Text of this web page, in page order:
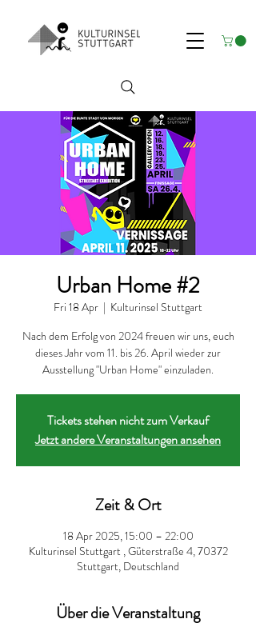
Urban Home #2
Fri 18 Apr
  |
Kulturinsel Stuttgart
Nach dem Erfolg von 2024 freuen wir uns, euch
dieses Jahr vom 11. bis 26. April wieder zur
Ausstellung "Urban Home" einzuladen.
Tickets stehen nicht zum Verkauf
Jetzt andere Veranstaltungen ansehen
Zeit & Ort
18 Apr 2025, 15:00 – 22:00
Kulturinsel Stuttgart , Güterstraße 4, 70372
Stuttgart, Deutschland
Über die Veranstaltung